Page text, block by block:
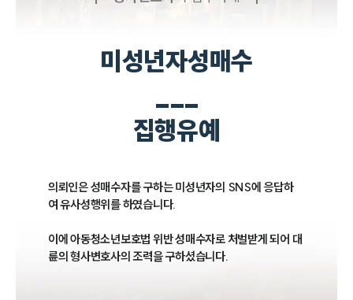
미성년자성매수
___
집행유예
의뢰인은 성매수자를 구하는 미성년자의 SNS에 응답하
여 유사성행위를 하였습니다.
이에 아동청소년보호법 위반 성매수자로 처벌받게 되어 대
륜의 형사변호사의 조력을 구하셨습니다.